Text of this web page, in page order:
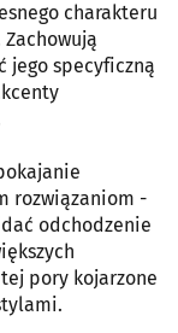
charakteru
jego specyficzną
rozwiązaniom -
odchodzenie
pory kojarzone